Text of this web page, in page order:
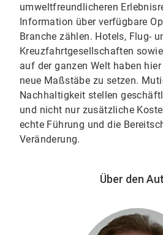
umweltfreundlicheren
Information über verfügbare
Branche zählen. Hotels, Flug-
Kreuzfahrtgesellschaften
auf der ganzen Welt haben
neue Maßstäbe zu setzen.
Nachhaltigkeit stellen
und nicht nur zusätzliche
echte Führung und die
Veränderung.
Über den